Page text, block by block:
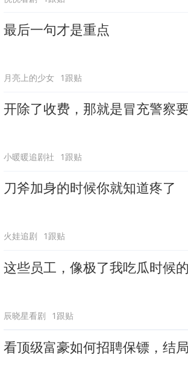
最后一句才是重点
月亮上的少女 1跟贴
开除了收费，那就是冒充警察
小暖暖追剧社 1跟贴
刀斧加身的时候你就知道疼了
火娃追剧 1跟贴
这些员工，像极了我吃瓜时候
辰晓星看剧 1跟贴
看顶级富豪如何招聘保镖，结